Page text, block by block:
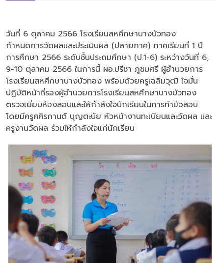
วันที่ 6 ตุลาคม 2566 โรงเรียนสหศึกษาบางบัวทอง
กำหนดการวัดผลและประเมินผล (ปลายภาค) ภาคเรียนที่ 1 ปี
การศึกษา 2566 ระดับชั้นประถมศึกษา (ป.1-6) ระหว่างวันที่ 6,
9-10 ตุลาคม 2566 ในการนี้ ผอ.ปรีชา ภูชมศรี ผู้อำนวยการ
โรงเรียนสหศึกษาบางบัวทอง พร้อมด้วยครูเฉลิมวุฒิ ใจมั่น
ปฏิบัติหน้าที่รองผู้อำนวยการโรงเรียนสหศึกษาบางบัวทอง
ตรวจเยี่ยมห้องสอบและให้กำลังใจนักเรียนในการทำข้อสอบ
โดยมีครูศศิรกานต์ บุญตะนัย หัวหน้างานทะเบียนและวัดผล และ
ครูงานวัดผล ร่วมให้กำลังใจแก่นักเรียน